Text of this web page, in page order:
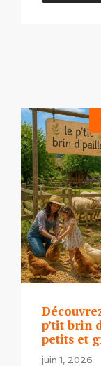
p’tit brin
petits et
juin 1, 2026